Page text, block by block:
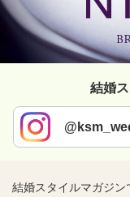
結婚
結婚スタイルマガジ